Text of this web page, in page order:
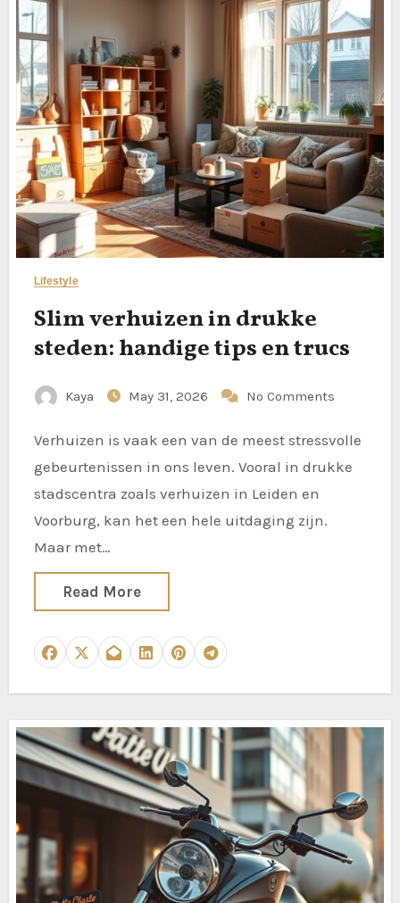
Lifestyle
Slim verhuizen in drukke
steden: handige tips en trucs
Kaya May 31, 2026 No Comments
Verhuizen is vaak een van de meest stressvolle
gebeurtenissen in ons leven. Vooral in drukke
stadscentra zoals verhuizen in Leiden en
Voorburg, kan het een hele uitdaging zijn.
Maar met…
Read More